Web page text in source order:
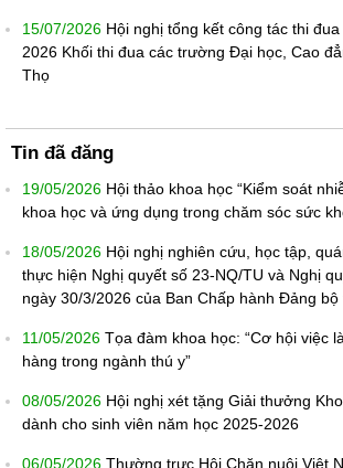
15/07/2026 Hội nghị tổng kết công tác thi
2026 Khối thi đua các trường Đại học, Cao
Thọ
Tin đã đăng
19/05/2026 Hội thảo khoa học “Kiểm soát
khoa học và ứng dụng trong chăm sóc sức
18/05/2026 Hội nghị nghiên cứu, học tập,
thực hiện Nghị quyết số 23-NQ/TU và Nghị
ngày 30/3/2026 của Ban Chấp hành Đảng bộ
11/05/2026 Tọa đàm khoa học: “Cơ hội việc
hàng trong ngành thú y”
08/05/2026 Hội nghị xét tặng Giải thưởng
dành cho sinh viên năm học 2025-2026
06/05/2026 Thường trực Hội Chăn nuôi Việt